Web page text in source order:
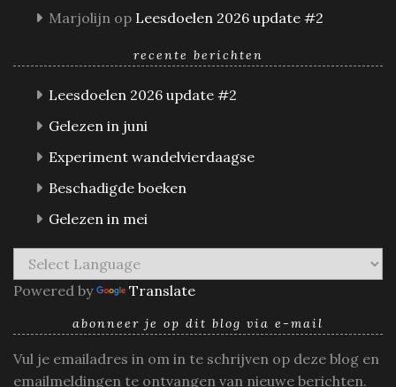
Marjolijn op Leesdoelen 2026 update #2
recente berichten
Leesdoelen 2026 update #2
Gelezen in juni
Experiment wandelvierdaagse
Beschadigde boeken
Gelezen in mei
Powered by Translate
abonneer je op dit blog via e-mail
Vul je emailadres in om in te schrijven op deze blog en
emailmeldingen te ontvangen van nieuwe berichten.